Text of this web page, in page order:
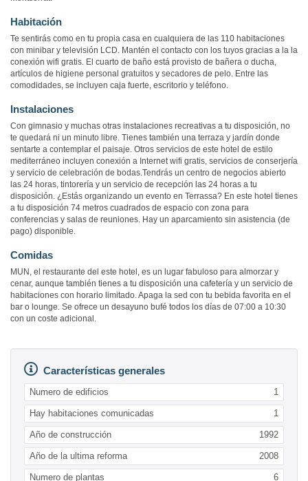
Habitación
Te sentirás como en tu propia casa en cualquiera de las 110 habitaciones
con minibar y televisión LCD. Mantén el contacto con los tuyos gracias a la la
conexión wifi gratis. El cuarto de baño está provisto de bañera o ducha,
artículos de higiene personal gratuitos y secadores de pelo. Entre las
comodidades, se incluyen caja fuerte, escritorio y teléfono.
Instalaciones
Con gimnasio y muchas otras instalaciones recreativas a tu disposición, no
te quedará ni un minuto libre. Tienes también una terraza y jardín donde
sentarte a contemplar el paisaje. Otros servicios de este hotel de estilo
mediterráneo incluyen conexión a Internet wifi gratis, servicios de conserjería
y servicio de celebración de bodas.Tendrás un centro de negocios abierto
las 24 horas, tintorería y un servicio de recepción las 24 horas a tu
disposición. ¿Estás organizando un evento en Terrassa? En este hotel tienes
a tu disposición 74 metros cuadrados de espacio con zona para
conferencias y salas de reuniones. Hay un aparcamiento sin asistencia (de
pago) disponible.
Comidas
MUN, el restaurante del este hotel, es un lugar fabuloso para almorzar y
cenar, aunque también tienes a tu disposición una cafetería y un servicio de
habitaciones con horario limitado. Apaga la sed con tu bebida favorita en el
bar o lounge. Se ofrece un desayuno bufé todos los días de 07:00 a 10:30
con un coste adicional.
Características generales
Numero de edificios 1
Hay habitaciones comunicadas 1
Año de construcción 1992
Año de la ultima reforma 2008
Numero de plantas 6